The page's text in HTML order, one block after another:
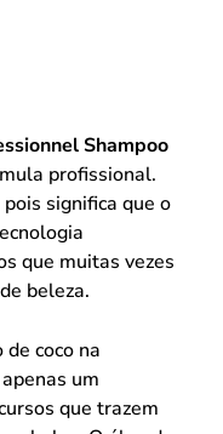
Shampoo
profissional.
significa que o
que muitas vezes
beleza.
coco na
um
que trazem